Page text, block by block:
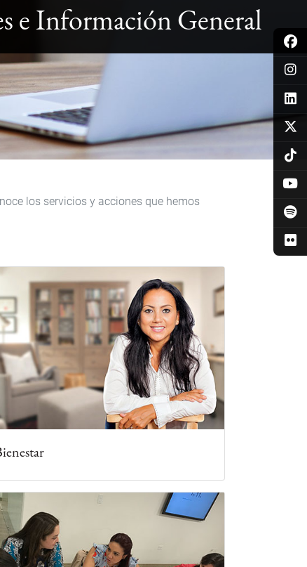
e Información General
los servicios y acciones que hemos